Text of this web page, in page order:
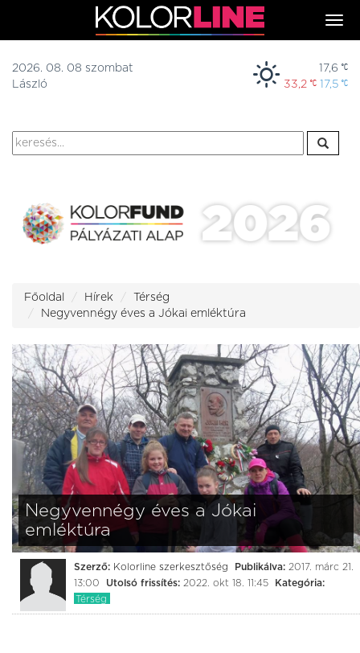
2026. 08. 08 szombat
László
17,6
33,2
17,5
Főoldal Hírek
Térség
Negyvennégy éves a Jókai emléktúra
Negyvennégy éves a Jókai
emléktúra
Szerző: Kolorline szerkesztőség Publikálva: 2017. márc 21.
13:00
Utolsó frissítés: 2022. okt 18. 11:45
Kategória:
Térség